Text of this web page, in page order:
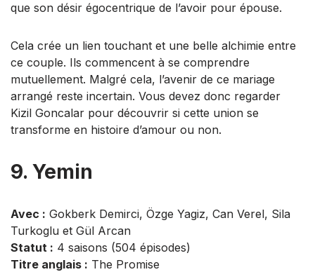
que son désir égocentrique de l’avoir pour épouse.
Cela crée un lien touchant et une belle alchimie entre
ce couple. Ils commencent à se comprendre
mutuellement. Malgré cela, l’avenir de ce mariage
arrangé reste incertain. Vous devez donc regarder
Kizil Goncalar pour découvrir si cette union se
transforme en histoire d’amour ou non.
9. Yemin
Avec : Gokberk Demirci, Özge Yagiz, Can Verel, Sila
Turkoglu et Gül Arcan
Statut : 4 saisons (504 épisodes)
Titre anglais : The Promise